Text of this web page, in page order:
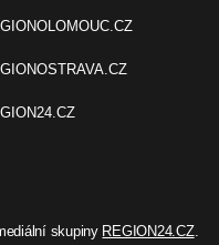
skupiny REGION24.CZ.